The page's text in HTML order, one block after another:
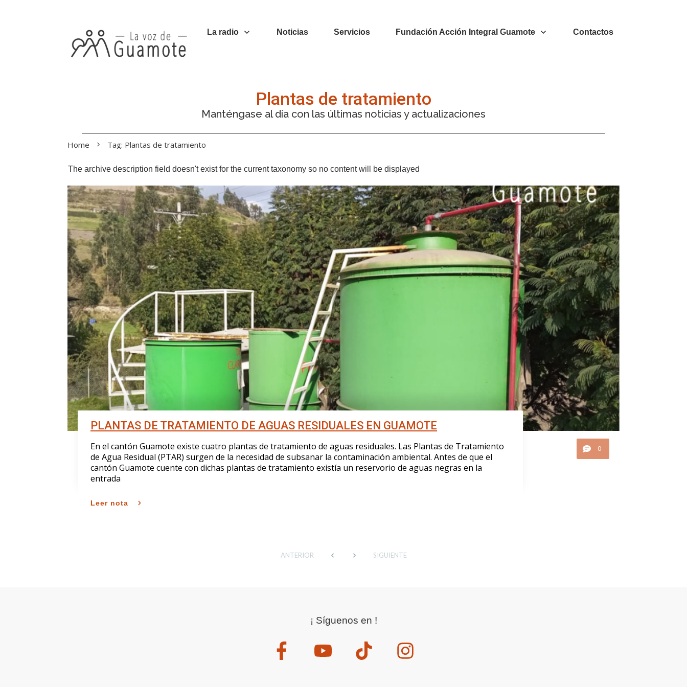
La radio Noticias Servicios Fundación Acción Integral Guamote Contactos
Plantas de tratamiento
Manténgase al día con las últimas noticias y actualizaciones
Home Tag: Plantas de tratamiento
The archive description field doesn't exist for the current taxonomy so no content will be displayed
PLANTAS DE TRATAMIENTO DE AGUAS RESIDUALES EN GUAMOTE
En el cantón Guamote existe cuatro plantas de tratamiento de aguas residuales. Las Plantas de Tratamiento
de Agua Residual (PTAR) surgen de la necesidad de subsanar la contaminación ambiental. Antes de que el
cantón Guamote cuente con dichas plantas de tratamiento existía un reservorio de aguas negras en la
entrada
Leer nota
0
ANTERIOR SIGUIENTE
¡ Síguenos en !